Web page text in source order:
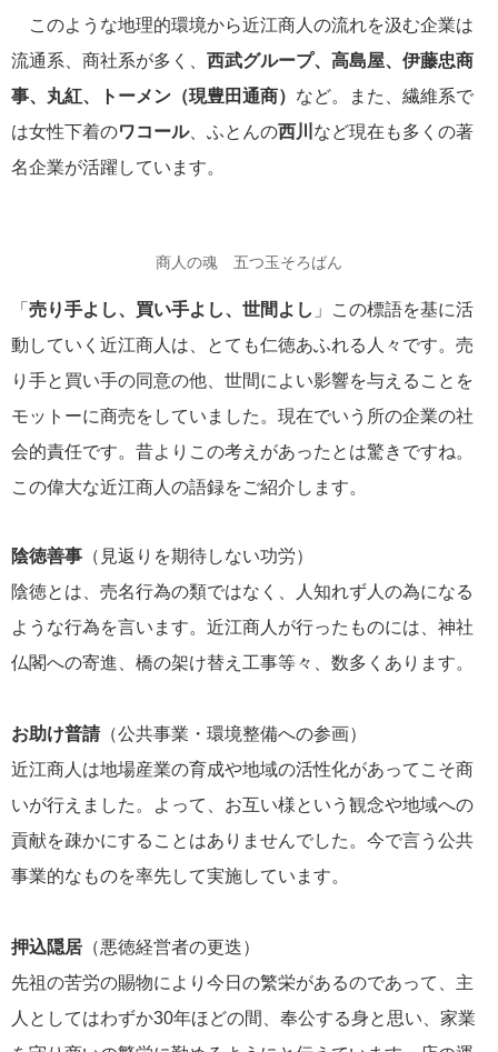
このような地理的環境から近江商人の流れを汲む企業は
流通系、商社系が多く、 西武グループ、高島屋、伊藤忠商
事、丸紅、トーメン（現豊田通商） など。また、繊維系で
は女性下着のワコール、ふとんの西川 など現在も多くの著
名企業が活躍しています。
商人の魂 五つ玉そろばん
「 売り手よし、買い手よし、世間よし 」この標語を基に活
動していく近江商人は、とても仁徳あふれる人々です。売
り手と買い手の同意の他、世間によい影響を与えることを
モットーに商売をしていました。現在でいう所の企業の社
会的責任です。昔よりこの考えがあったとは驚きですね。
この偉大な近江商人の語録をご紹介します。
陰徳善事 （見返りを期待しない功労）
陰徳とは、売名行為の類ではなく、人知れず人の為になる
ような行為を言います。近江商人が行ったものには、神社
仏閣への寄進、橋の架け替え工事等々、数多くあります。
お助け普請（公共事業・環境整備への参画）
近江商人は地場産業の育成や地域の活性化があってこそ商
いが行えました。よって、お互い様という観念や地域への
貢献を疎かにすることはありませんでした。今で言う公共
事業的なものを率先して実施しています。
押込隠居 （悪徳経営者の更迭）
先祖の苦労の賜物により今日の繁栄があるのであって、主
人としてはわずか30年ほどの間、奉公する身と思い、家業